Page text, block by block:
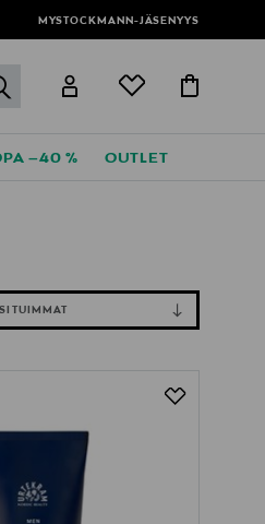
MYSTOCKMANN-JÄSENYYS
label.header.go
–40 % OUTLET